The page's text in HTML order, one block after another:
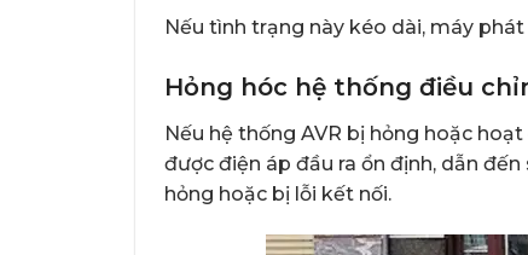
Nếu tình trạng này kéo dài, máy
Hỏng hóc hệ thống điều
Nếu hệ thống AVR bị hỏng hoặc
được điện áp đầu ra ổn định, dẫn
hỏng hoặc bị lỗi kết nối.